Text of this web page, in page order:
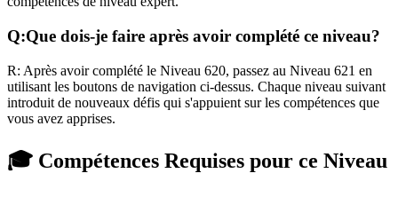
Q:Que dois-je faire après avoir complété ce niveau?
R: Après avoir complété le Niveau 620, passez au Niveau 621 en
utilisant les boutons de navigation ci-dessus. Chaque niveau suivant
introduit de nouveaux défis qui s'appuient sur les compétences que
vous avez apprises.
🎓 Compétences Requises pour ce Niveau